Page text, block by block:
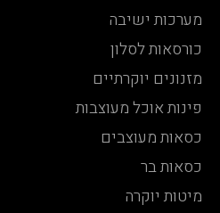
מערכות ישיבה
כורסאות לסלון
מזנונים יוקרתיים
פינות אוכל מעוצבות
כסאות מעוצבים
כסאות בר
מיטות יוקרה